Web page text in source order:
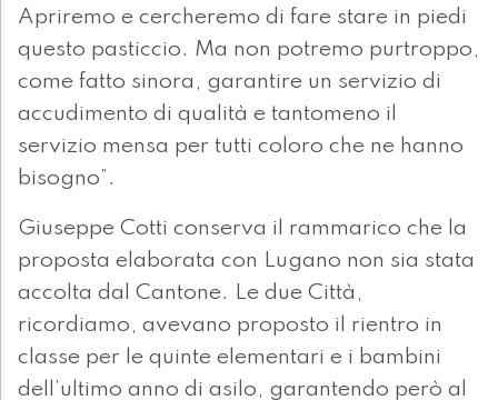
Apriremo e cercheremo di fare stare in piedi
questo pasticcio. Ma non potremo purtroppo,
come fatto sinora, garantire un servizio di
accudimento di qualità e tantomeno il
servizio mensa per tutti coloro che ne hanno
bisogno”.
Giuseppe Cotti conserva il rammarico che la
proposta elaborata con Lugano non sia stata
accolta dal Cantone. Le due Città,
ricordiamo, avevano proposto il rientro in
classe per le quinte elementari e i bambini
dell’ultimo anno di asilo, garantendo però al